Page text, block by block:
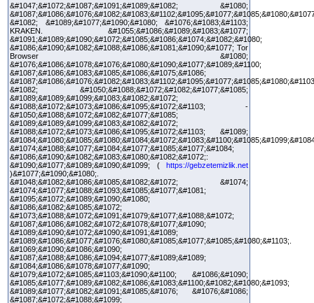
&#1047;&#1072;&#1087;&#1091;&#1089;&#1082; &#1080;
&#1082; &#1089;&#1077;&#1090;&#1080; &#1076;&#1083;&#1103;
KRAKEN. &#1055;&#1086;&#1089;&#1083;&#1077;
&#1091;&#1089;&#1090;&#1072;&#1085;&#1086;&#1074;&#1082;&#1080;
&#1086;&#1090;&#1082;&#1088;&#1086;&#1081;&#1090;&#1077; Tor
Browser &#1080;
&#1076;&#1086;&#1078;&#1076;&#1080;&#1090;&#1077;&#1089;&#1100;
&#1087;&#1086;&#1083;&#1085;&#1086;&#1075;&#1086;
&#1082; &#1050;&#1088;&#1072;&#1082;&#1077;&#1085;
&#1089;&#1089;&#1099;&#1083;&#1082;&#1072;
&#1088;&#1072;&#1073;&#1086;&#1095;&#1072;&#1103; -
&#1050;&#1088;&#1072;&#1082;&#1077;&#1085;
&#1089;&#1089;&#1099;&#1083;&#1082;&#1072;
&#1088;&#1072;&#1073;&#1086;&#1095;&#1072;&#1103; &#1089;
&#1074;&#1088;&#1077;&#1084;&#1077;&#1085;&#1077;&#1084;
&#1086;&#1090;&#1082;&#1083;&#1080;&#1082;&#1072;:
&#1090;&#1077;&#1089;&#1090;&#1099; ( https://gebzetemizlik.net
)&#1077;&#1090;&#1080;.
&#1048;&#1082;&#1086;&#1085;&#1082;&#1072; &#1074;
&#1074;&#1077;&#1088;&#1093;&#1085;&#1077;&#1081;
&#1095;&#1072;&#1089;&#1090;&#1080;
&#1086;&#1082;&#1085;&#1072;
&#1073;&#1088;&#1072;&#1091;&#1079;&#1077;&#1088;&#1072;
&#1087;&#1086;&#1082;&#1072;&#1078;&#1077;&#1090;
&#1089;&#1090;&#1072;&#1090;&#1091;&#1089;
&#1089;&#1086;&#1077;&#1076;&#1080;&#1085;&#1077;&#1085;&#1080;&#1103;.
&#1069;&#1090;&#1086;&#1090;
&#1087;&#1088;&#1086;&#1094;&#1077;&#1089;&#1089;
&#1084;&#1086;&#1078;&#1077;&#1090;
&#1079;&#1072;&#1085;&#1103;&#1090;&#1100; &#1086;&#1090;
&#1085;&#1077;&#1089;&#1082;&#1086;&#1083;&#1100;&#1082;&#1080;&#1093;
&#1089;&#1077;&#1082;&#1091;&#1085;&#1076; &#1076;&#1086;
&#1087;&#1072;&#1088;&#1099;